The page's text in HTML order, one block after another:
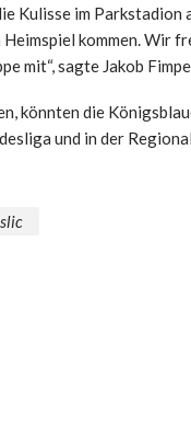
Kulisse im Parkstadion
Heimspiel kommen. Wir
mit“, sagte Jakob
könnten die
und in der